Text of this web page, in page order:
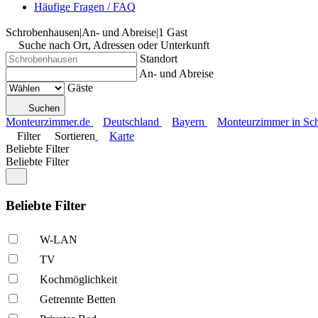
Häufige Fragen / FAQ
Schrobenhausen|An- und Abreise|1 Gast
Suche nach Ort, Adressen oder Unterkunft
Standort
An- und Abreise
Gäste
Suchen
Monteurzimmer.de Deutschland Bayern
Monteurzimmer in
Filter
Sortieren
Karte
Beliebte Filter
Beliebte Filter
Beliebte Filter
W-LAN
TV
Kochmöglich­keit
Getrennte Betten